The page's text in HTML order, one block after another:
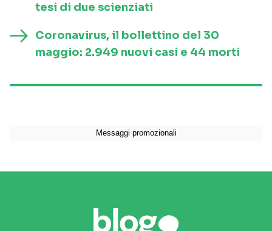
tesi di due scienziati
Coronavirus, il bollettino del 30
maggio: 2.949 nuovi casi e 44 morti